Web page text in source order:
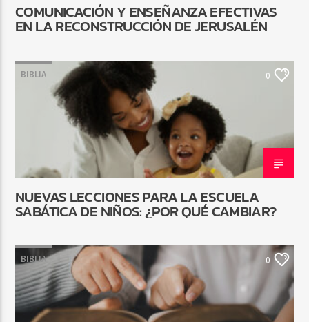
COMUNICACIÓN Y ENSEÑANZA EFECTIVAS
EN LA RECONSTRUCCIÓN DE JERUSALÉN
BIBLIA 0
NUEVAS LECCIONES PARA LA ESCUELA
SABÁTICA DE NIÑOS: ¿POR QUÉ CAMBIAR?
BIBLIA 0